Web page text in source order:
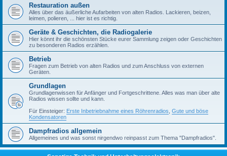
Restauration außen
Alles über das äußerliche Aufarbeiten von alten Radios. Lackieren, beizen,
leimen, polieren, ... hier ist es richtig.
Geräte & Geschichten, die Radiogalerie
Hier könnt ihr die schönsten Stücke eurer Sammlung zeigen oder Geschichten
zu besonderen Radios erzählen.
Betrieb
Fragen zum Betrieb von alten Radios und zum Anschluss von externen
Geräten.
Grundlagen
Grundlagenwissen für Anfänger und Fortgeschrittene. Alles was man über alte
Radios wissen sollte und kann.
Für Einsteiger: Erste Inbetriebnahme eines Röhrenradios Gute und böse
Kondensatoren
Dampfradios allgemein
Allgemeines und was sonst nirgendwo reinpasst zum Thema "Dampfradios".